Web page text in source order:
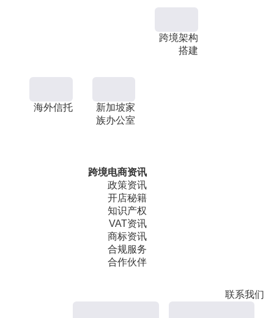
跨境架构
搭建
海外信托
新加坡家
族办公室
跨境电商资讯
政策资讯
开店秘籍
知识产权
VAT资讯
商标资讯
合规服务
合作伙伴
联系我们